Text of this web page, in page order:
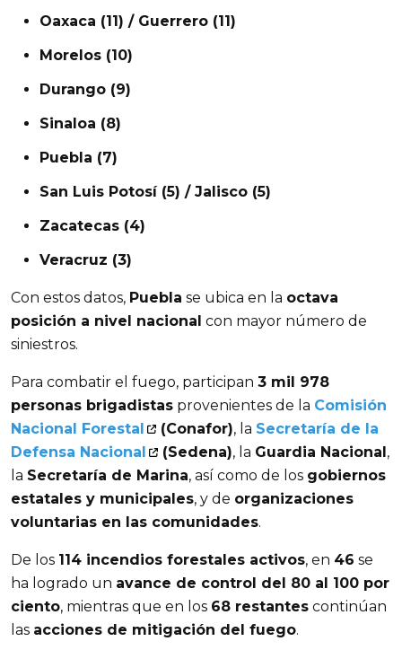
Oaxaca (11) / Guerrero (11)
Morelos (10)
Durango (9)
Sinaloa (8)
Puebla (7)
San Luis Potosí (5) / Jalisco (5)
Zacatecas (4)
Veracruz (3)
Con estos datos, Puebla se ubica en la octava
posición a nivel nacional con mayor número de
siniestros.
Para combatir el fuego, participan 3 mil 978
personas brigadistas provenientes de la Comisión
Nacional Forestal
(Conafor), la Secretaría de la
Defensa Nacional
(Sedena), la Guardia Nacional,
la Secretaría de Marina, así como de los gobiernos
estatales y municipales, y de organizaciones
voluntarias en las comunidades.
De los 114 incendios forestales activos, en 46 se
ha logrado un avance de control del 80 al 100 por
ciento, mientras que en los 68 restantes continúan
las acciones de mitigación del fuego.